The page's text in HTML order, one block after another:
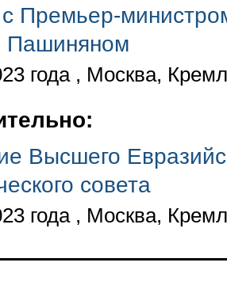
с Премьер-
Пашиняном
года , Москва,
Высшего
совета
года , Москва,